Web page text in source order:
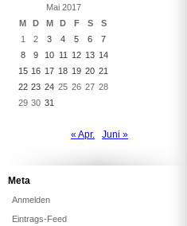
Mai 2017
M
D M D F S
S
1
2 3 4 5 6
7
8
9 10 11 12 13 14
15 16 17 18 19 20 21
22 23 24 25 26 27 28
29 30 31
« Apr. Juni »
Meta
Anmelden
Eintrags-Feed